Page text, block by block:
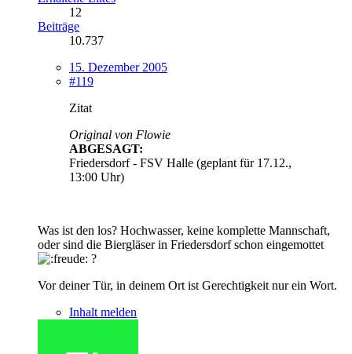
12
Beiträge
10.737
15. Dezember 2005
#119
Zitat
Original von Flowie
ABGESAGT:
Friedersdorf - FSV Halle (geplant für 17.12.,
13:00 Uhr)
Was ist den los? Hochwasser, keine komplette Mannschaft,
oder sind die Biergläser in Friedersdorf schon eingemottet
?
Vor deiner Tür, in deinem Ort ist Gerechtigkeit nur ein Wort.
Inhalt melden